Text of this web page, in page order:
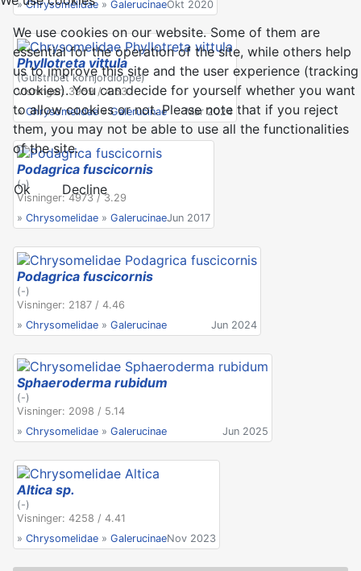
»Chrysomelidae » GalerucinaeOkt 2020
Phyllotreta vittula
(Gulstribet kornjordloppe)
Visninger: 3959 / 4.53
»Chrysomelidae»Galerucinae Mar 2024
Podagrica fuscicornis
(-)
Visninger: 4973 / 3.29
» Chrysomelidae » GalerucinaeJun 2017
Podagrica fuscicornis
(-)
Visninger: 2187 / 4.46
» Chrysomelidae » Galerucinae Jun 2024
Sphaeroderma rubidum
(-)
Visninger: 2098 / 5.14
» Chrysomelidae » Galerucinae Jun 2025
Altica sp.
(-)
Visninger: 4258 / 4.41
» Chrysomelidae » GalerucinaeNov 2023
We use cookies on our website. Some of them are
essential for the operation of the site, while others help
us to improve this site and the user experience (tracking
cookies). You can decide for yourself whether you want
to allow cookies or not. Please note that if you reject
them, you may not be able to use all the functionalities
of the site.
Ok Decline